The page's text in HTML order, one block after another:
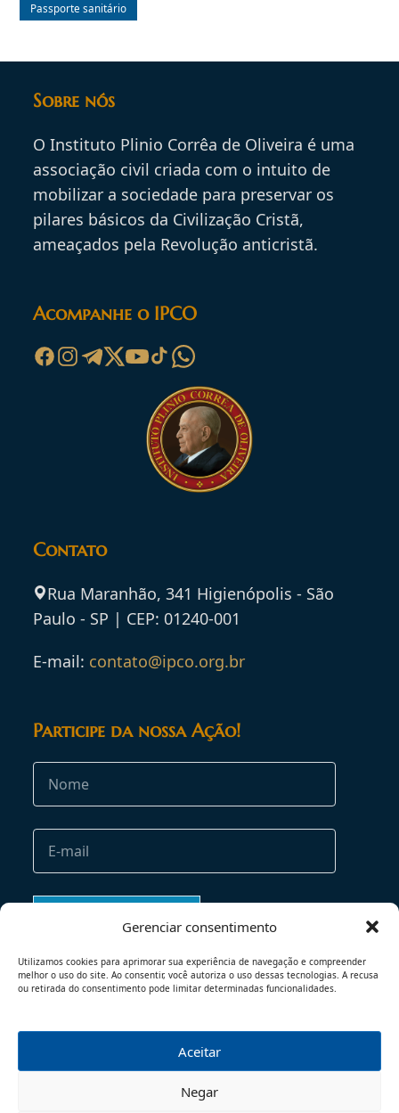
Gerenciar consentimento
Utilizamos cookies para aprimorar sua experiência de navegação e compreender
melhor o uso do site. Ao consentir, você autoriza o uso dessas tecnologias. A recusa
ou retirada do consentimento pode limitar determinadas funcionalidades.
Aceitar
Negar
Passporte sanitário
Sobre nós
O Instituto Plinio Corrêa de Oliveira é uma
associação civil criada com o intuito de
mobilizar a sociedade para preservar os
pilares básicos da Civilização Cristã,
ameaçados pela Revolução anticristã.
Acompanhe o IPCO
Contato
Rua Maranhão, 341 Higienópolis - São
Paulo - SP | CEP: 01240-001
E-mail: contato@ipco.org.br
Participe da nossa Ação!
POLÍTICA DE PRIVACIDADE
© 2026 - TODOS OS DIREITOS RESERVADOS